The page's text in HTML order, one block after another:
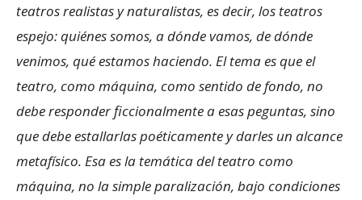
teatros realistas y naturalistas, es decir, los teatros
espejo: quiénes somos, a dónde vamos, de dónde
venimos, qué estamos haciendo. El tema es que el
teatro, como máquina, como sentido de fondo, no
debe responder ficcionalmente a esas peguntas, sino
que debe estallarlas poéticamente y darles un alcance
metafísico. Esa es la temática del teatro como
máquina, no la simple paralización, bajo condiciones